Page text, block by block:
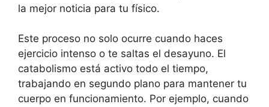
la mejor noticia para tu físico.
Este proceso no solo ocurre cuando haces
ejercicio intenso o te saltas el desayuno. El
catabolismo está activo todo el tiempo,
trabajando en segundo plano para mantener tu
cuerpo en funcionamiento. Por ejemplo, cuando